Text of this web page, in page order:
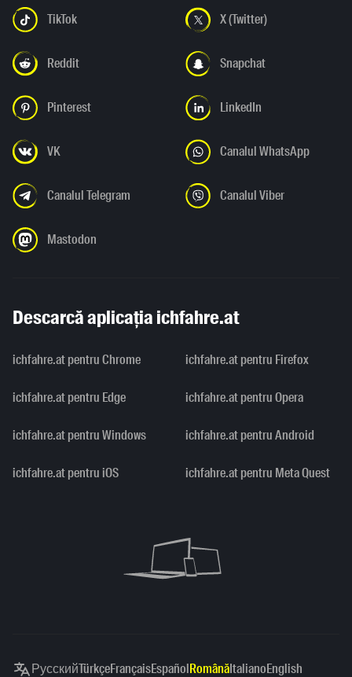
TikTok X (Twitter)
Reddit Snapchat
Pinterest LinkedIn
VK Canalul WhatsApp
Canalul Telegram Canalul Viber
Mastodon
Descarcă aplicația ichfahre.at
ichfahre.at pentru Chrome ichfahre.at pentru Firefox
ichfahre.at pentru Edge ichfahre.at pentru Opera
ichfahre.at pentru Windows ichfahre.at pentru Android
ichfahre.at pentru iOS ichfahre.at pentru Meta Quest
РусскийTürkçeFrançaisEspañolRomânăItalianoEnglish